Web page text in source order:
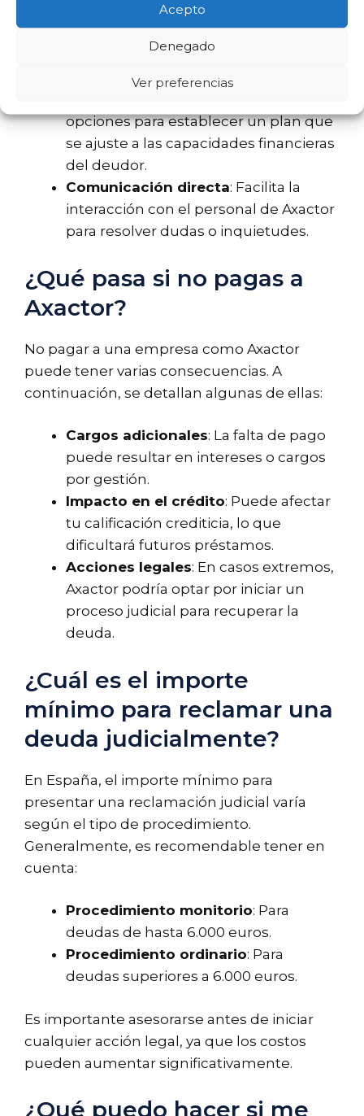
Acepto
Denegado
Ver preferencias
Revisar su estado de cuenta: Tener
acceso a la información de sus deudas
y pagos pendientes.
opciones para establecer un plan que
se ajuste a las capacidades financieras
del deudor.
Comunicación directa: Facilita la
interacción con el personal de Axactor
para resolver dudas o inquietudes.
¿Qué pasa si no pagas a
Axactor?
No pagar a una empresa como Axactor
puede tener varias consecuencias. A
continuación, se detallan algunas de ellas:
Cargos adicionales: La falta de pago
puede resultar en intereses o cargos
por gestión.
Impacto en el crédito: Puede afectar
tu calificación crediticia, lo que
dificultará futuros préstamos.
Acciones legales: En casos extremos,
Axactor podría optar por iniciar un
proceso judicial para recuperar la
deuda.
¿Cuál es el importe
mínimo para reclamar una
deuda judicialmente?
En España, el importe mínimo para
presentar una reclamación judicial varía
según el tipo de procedimiento.
Generalmente, es recomendable tener en
cuenta:
Procedimiento monitorio: Para
deudas de hasta 6.000 euros.
Procedimiento ordinario: Para
deudas superiores a 6.000 euros.
Es importante asesorarse antes de iniciar
cualquier acción legal, ya que los costos
pueden aumentar significativamente.
¿Qué puedo hacer si me